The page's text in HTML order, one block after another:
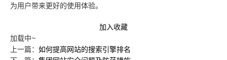
为用户带来更好的使用体验。
加入收藏
加载中~
上一篇： 如何提高网站的搜索引擎排名